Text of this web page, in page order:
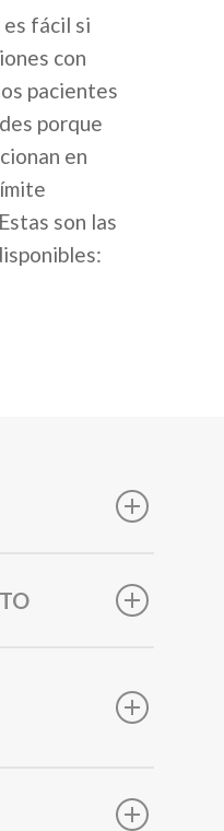
es fácil si
con
pacientes
porque
en
son las